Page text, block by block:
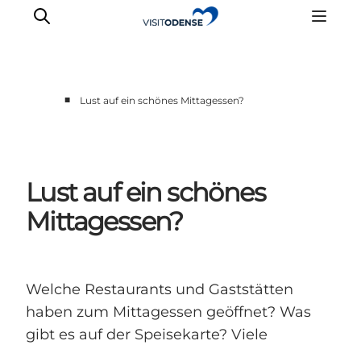
Reiseplanung
Inspiration
■ Lust auf ein schönes Mittagessen?
Lust auf ein schönes
Mittagessen?
Welche Restaurants und Gaststätten
haben zum Mittagessen geöffnet? Was
gibt es auf der Speisekarte? Viele